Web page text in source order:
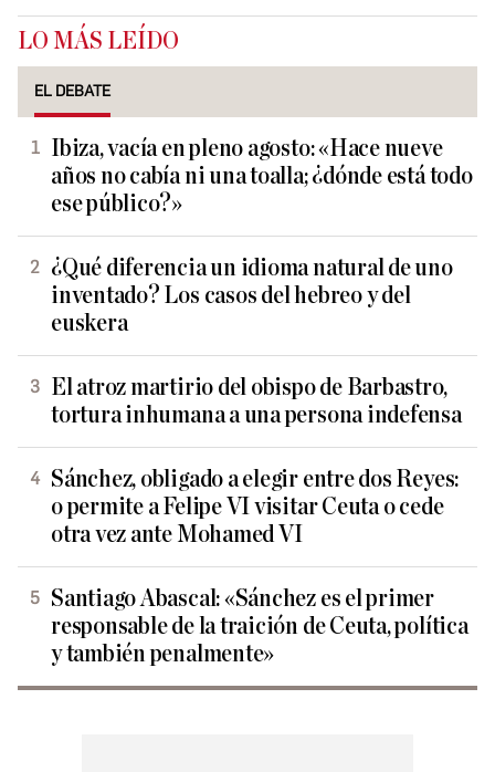
LO MÁS LEÍDO
EL DEBATE
Ibiza, vacía en pleno agosto: «Hace nueve
años no cabía ni una toalla; ¿dónde está todo
ese público?»
¿Qué diferencia un idioma natural de uno
inventado? Los casos del hebreo y del
euskera
El atroz martirio del obispo de Barbastro,
tortura inhumana a una persona indefensa
Sánchez, obligado a elegir entre dos Reyes:
o permite a Felipe VI visitar Ceuta o cede
otra vez ante Mohamed VI
Santiago Abascal: «Sánchez es el primer
responsable de la traición de Ceuta, política
y también penalmente»